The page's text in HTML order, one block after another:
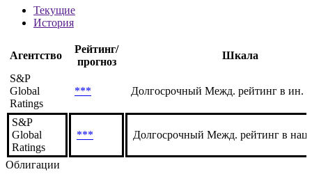
Текущие
История
Агентство
Рейтинг/
прогноз
Шкала
S&P
Global
Ratings
*** Долгосрочный Межд. рейтинг в ин.
S&P
Global
Ratings
*** Долгосрочный Межд. рейтинг в
Облигации